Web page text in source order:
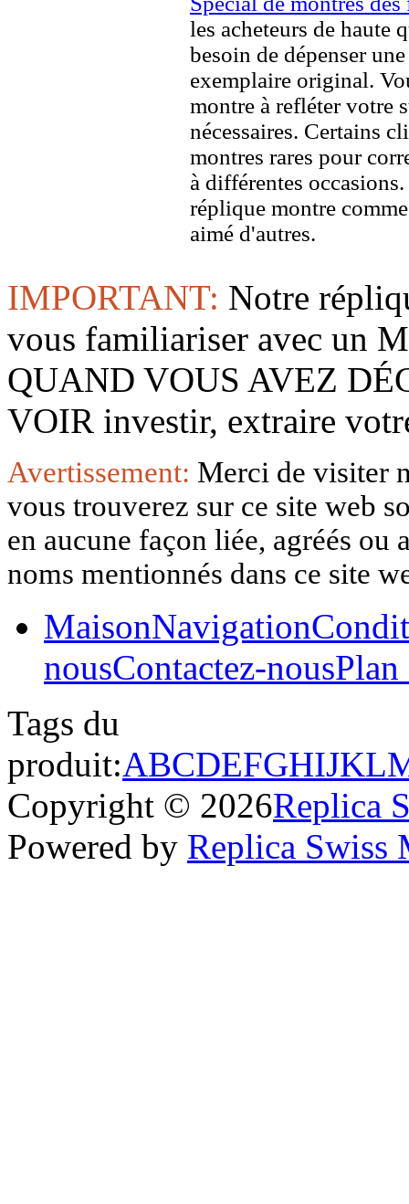
les acheteurs de haute
besoin de dépenser
exemplaire original.
montre à refléter votre
nécessaires. Certains
montres rares pour
à différentes
réplique montre
aimé d'autres.
IMPORTANT: Notre
vous familiariser avec un
QUAND VOUS AVEZ
VOIR investir, extraire
Avertissement: Merci de visiter
vous trouverez sur ce site web
en aucune façon liée, agréés
noms mentionnés dans ce site
MaisonNavigation
nousContactez-nousPlan
Tags du
produit:ABCDEFGHIJKL
Copyright © 2026Replica
Powered by Replica Swiss